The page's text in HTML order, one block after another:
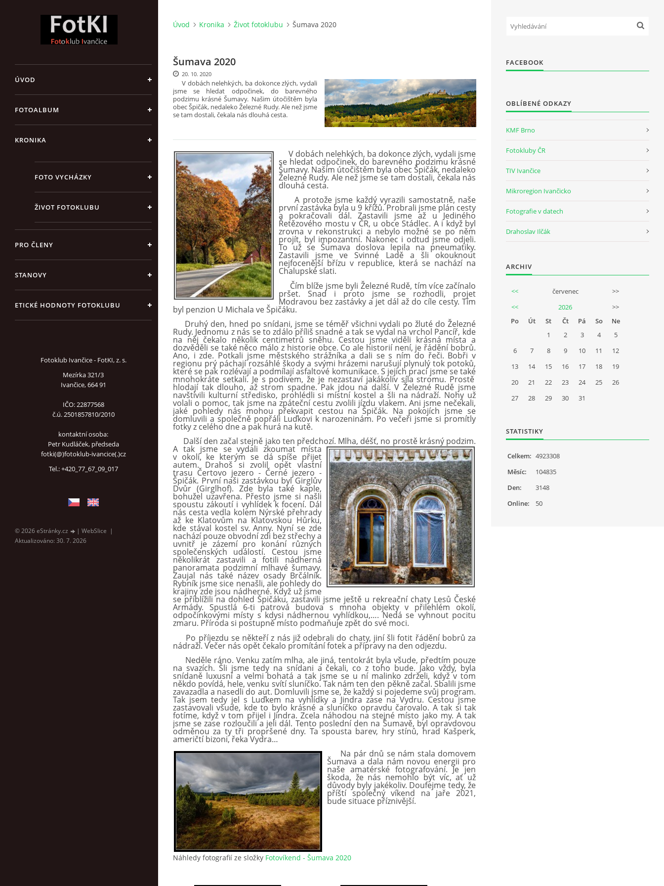
ÚVOD
FOTOALBUM
KRONIKA
FOTO VYCHÁZKY
ŽIVOT FOTOKLUBU
PRO ČLENY
STANOVY
ETICKÉ HODNOTY FOTOKLUBU
Fotoklub Ivančice - FotKI, z. s.
Mezírka 321/3
Ivančice, 664 91
IČO: 22877568
č.ú. 2501857810/2010
kontaktní osoba:
Petr Kudláček, předseda
fotki(@)fotoklub-ivancice(.)cz
Tel.: +420_77_67_09_017
© 2026 eStránky.cz | WebSlice |
Aktualizováno: 30. 7. 2026
Úvod Kronika Život fotoklubu Šumava 2020
Šumava 2020
20. 10. 2020
V dobách nelehkých, ba dokonce zlých, vydali
jsme se hledat odpočinek, do barevného
podzimu krásné Šumavy. Našim útočištěm byla
obec Špičák, nedaleko Železné Rudy. Ale než jsme
se tam dostali, čekala nás dlouhácesta.
V dobách nelehkých, ba dokonce zlých, vydali jsme
se hledat odpočinek, do barevného podzimu krásné
Šumavy. Našim útočištěm byla obec Špičák, nedaleko
Železné Rudy. Ale než jsme se tam dostali, čekala nás
dlouhá cesta.
A protože jsme každývyrazili samostatně, naše
prvnízastávka byla u 9 křížů. Probrali jsme plán cesty
a pokračovali dál. Zastavili jsme až u Jediného
Řetězového mostu v ČR, u obce Stádlec. A i když byl
zrovna v rekonstrukci a nebylo možné se po něm
projít, byl impozantní. Nakonec i odtud jsme odjeli.
To už se Šumava doslova lepila na pneumatiky.
Zastavili jsme ve Svinné Ladě a šli okouknout
nejfocenějšíbřízu v republice, která se nacházína
Chalupskéslati.
Čím blíže jsme byli Železné Rudě, tím více začínalo
pršet. Snad i proto jsme se rozhodli, projet
Modravou bez zastávky a jet dál až do cíle cesty. Tím
byl penzion U Michala ve Špičáku.
Druhý den, hned po snídani, jsme se téměř všichni vydali po žluté do Železné
Rudy. Jednomu z nás se to zdálo příliš snadné a tak se vydal na vrchol Pancíř, kde
na něj čekalo několik centimetrů sněhu. Cestou jsme viděli krásná místa a
dozvěděli se takéněco málo z historie obce. Co ale historiínení, je řáděníbobrů.
Ano, i zde. Potkali jsme městského strážníka a dali se s ním do řeči. Bobři v
regionu prý páchajírozsáhlé škody a svými hrázemi narušujíplynulýtok potoků,
kterése pak rozlévajía podmílajíasfaltové komunikace. S jejich pracíjsme se také
mnohokráte setkali. Je s podivem, že je nezastavíjakákoliv síla stromu. Prostě
hlodajítak dlouho, až strom spadne. Pak jdou na další. V ŽeleznéRudě jsme
navštívili kulturnístředisko, prohlédli si místníkostel a šli na nádraží. Nohy už
volali o pomoc, tak jsme na zpátečnícestu zvolili jízdu vlakem. Ani jsme nečekali,
jaké pohledy nás mohou překvapit cestou na Špičák. Na pokojích jsme se
domluvili a společně popřáli Luďkovi k narozeninám. Po večeři jsme si promítly
fotky z celého dne a pak hurá na kutě.
Další den začal stejně jako ten předchozí. Mlha, déšť, no prostě krásný podzim.
A tak jsme se vydali zkoumat místa
v okolí, ke kterým se dá spíše přijet
autem. Drahoš si zvolil opět vlastní
trasu Čertovo jezero - Černé jezero -
Špičák. První naši zastávkou byl Girglův
Dvůr (Girglhof). Zde byla také kaple,
bohužel uzavřena. Přesto jsme si našli
spoustu zákoutí i vyhlídek k focení. Dál
nás cesta vedla kolem Nýrské přehrady
až ke Klatovům na Klatovskou Hůrku,
kde stával kostel sv. Anny. Nyní se zde
nachází pouze obvodní zdi bez střechy a
uvnitř je zázemí pro konání různých
společenských událostí. Cestou jsme
několikrát zastavili a fotili nádherná
panoramata podzimní mlhavé šumavy.
Zaujal nás také název osady Brčálník.
Rybník jsme sice nenašli, ale pohledy do
krajiny zde jsou nádherné. Když už jsme
se přiblížili na dohled Špičáku, zastavili jsme ještě u rekreační chaty Lesů České
Armády. Spustlá 6-ti patrová budova s mnoha objekty v přilehlém okolí,
odpočinkovými místy s kdysi nádhernou vyhlídkou,…. Nedá se vyhnout pocitu
zmaru. Příroda si postupně místo podmaňuje zpět do své moci.
Po příjezdu se někteří z nás již odebrali do chaty, jiní šli fotit řádění bobrů za
nádraží. Večer nás opět čekalo promítání fotek a přípravy na den odjezdu.
Neděle ráno. Venku zatím mlha, ale jiná, tentokrát byla všude, předtím pouze
na svazích. Šli jsme tedy na snídani a čekali, co z toho bude. Jako vždy, byla
snídaně luxusní a velmi bohatá a tak jsme se u ní malinko zdrželi, když v tom
někdo povídá, hele, venku svítí sluníčko. Tak nám ten den pěkně začal. Sbalili jsme
zavazadla a nasedli do aut. Domluvili jsme se, že každý si pojedeme svůj program.
Tak jsem tedy jel s Luďkem na vyhlídky a Jindra zase na Vydru. Cestou jsme
zastavovali všude, kde to bylo krásné a sluníčko opravdu čarovalo. A tak si tak
fotíme, když v tom přijel i Jindra. Zcela náhodou na stejné místo jako my. A tak
jsme se zase rozloučili a jeli dál. Tento poslední den na Šumavě, byl opravdovou
odměnou za ty tři propršené dny. Ta spousta barev, hry stínů, hrad Kašperk,
američtí bizoni, řeka Vydra…
Na pár dnů se nám stala domovem
Šumava a dala nám novou energii pro
naše amatérské fotografování. Je jen
škoda, že nás nemohlo být víc, ať už
důvody byly jakékoliv. Doufejme tedy, že
příští společný víkend na jaře 2021,
bude situace příznivější.
Náhledy fotografií ze složky Fotovíkend - Šumava 2020
FACEBOOK
OBLÍBENÉ ODKAZY
KMF Brno
Fotokluby ČR
TIV Ivančice
Mikroregion Ivančicko
Fotografie v datech
Drahoslav Ilčák
ARCHIV
<< červenec
>>
<<
2026
>>
Po
Út St Čt Pá So
Ne
1
2 3 4
5
6
7 8 9 10 11
12
13
14 15 16 17 18
19
20
21 22 23 24 25
26
27
28 29 30 31
STATISTIKY
Online: 50
Celkem: 4923308
Měsíc:
104835
Den:
3148